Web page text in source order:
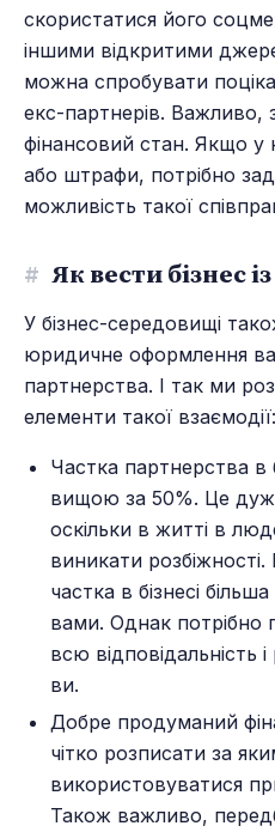
скористатися його
іншими відкритими
можна спробувати
екс-партнерів. Важливо,
фінансовий стан. Якщо у
або штрафи, потрібно
можливість такої
# Як вести бізнес
У бізнес-середовищі
юридичне оформлення
партнерства. І так ми
елементи такої взаємодії:
Частка партнерства в
вищою за 50%. Це
оскільки в житті в
виникати
частка в бізнесі
вами. Однак потрібно
всю відповідальність
ви.
Добре продуманий
чітко розписати за
використовуватися
Також важливо,